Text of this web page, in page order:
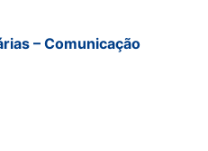
– Comunicação